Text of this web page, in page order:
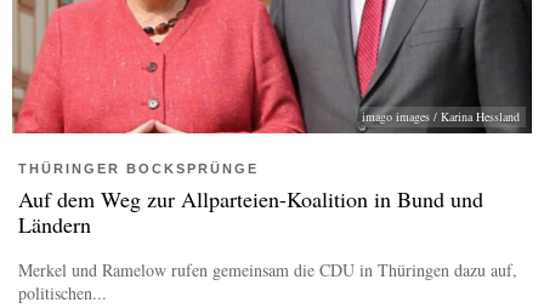
imago images / Karina Hessland
THÜRINGER BOCKSPRÜNGE
Auf dem Weg zur Allparteien-Koalition in Bund und
Ländern
Merkel und Ramelow rufen gemeinsam die CDU in Thüringen dazu auf,
politischen...